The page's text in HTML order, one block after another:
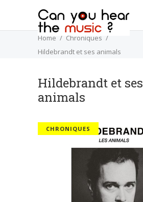
Home
Chroniques
Hildebrandt et ses animals
Hildebrandt et ses
animals
CHRONIQUES